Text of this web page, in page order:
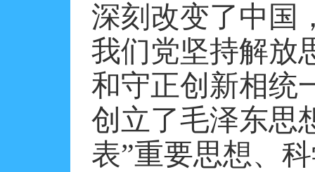
深刻改变了中国
我们党坚持解放
和守正创新相统
创立了毛泽东思
表”重要思想、